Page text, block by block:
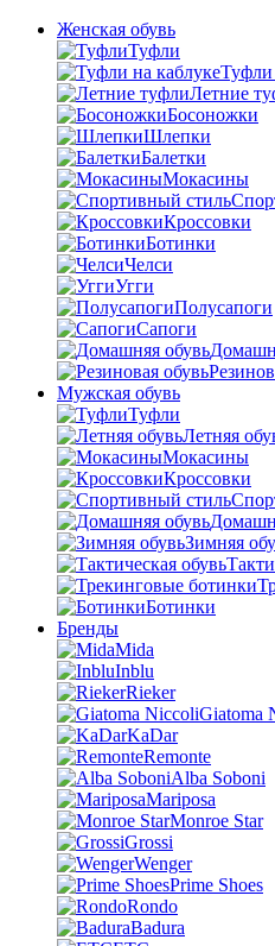
Женская обувь
Туфли
Туфли
Летние
Босоножки
Шлепки
Балетки
Мокасины
Кроссовки
Ботинки
Челси
Угги
Полусапоги
Сапоги
Мужская обувь
Туфли
Летняя
Мокасины
Кроссовки
Зимняя
Ботинки
Бренды
Mida
Inblu
Rieker
Giatoma
KaDar
Remonte
Alba Soboni
Mariposa
Monroe Star
Grossi
Wenger
Prime Shoes
Rondo
Badura